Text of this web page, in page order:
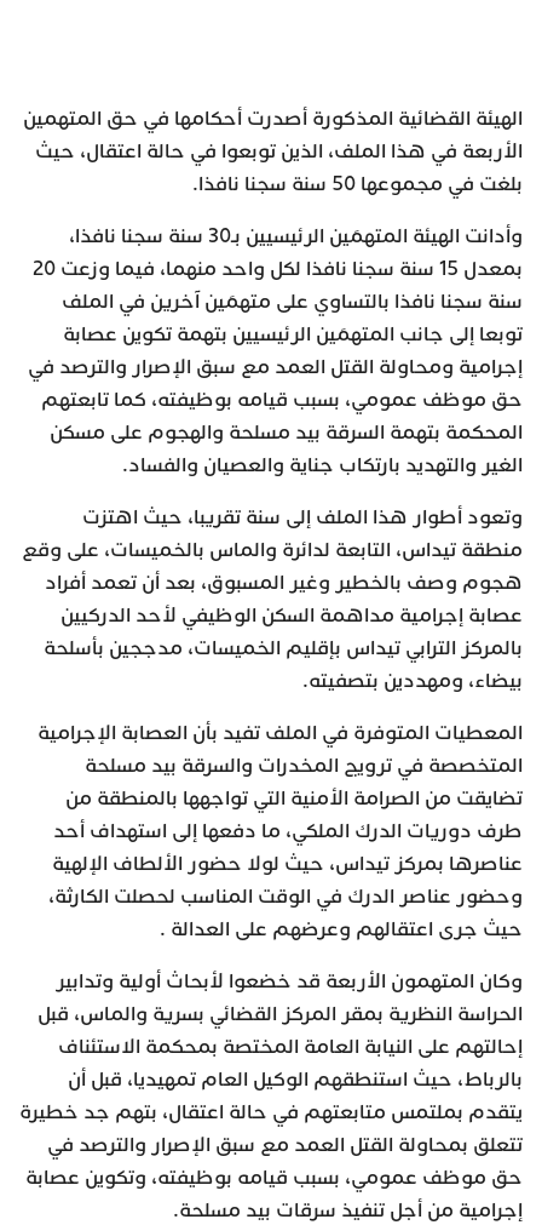
الهيئة القضائية المذكورة أصدرت أحكامها في حق المتهمين
الأربعة في هذا الملف، الذين توبعوا في حالة اعتقال، حيث
بلغت في مجموعها 50 سنة سجنا نافذا.
وأدانت الهيئة المتهمَين الرئيسيين بـ30 سنة سجنا نافذا،
بمعدل 15 سنة سجنا نافذا لكل واحد منهما، فيما وزعت 20
سنة سجنا نافذا بالتساوي على متهمَين آخرين في الملف
توبعا إلى جانب المتهمَين الرئيسيين بتهمة تكوين عصابة
إجرامية ومحاولة القتل العمد مع سبق الإصرار والترصد في
حق موظف عمومي، بسبب قيامه بوظيفته، كما تابعتهم
المحكمة بتهمة السرقة بيد مسلحة والهجوم على مسكن
الغير والتهديد بارتكاب جناية والعصيان والفساد.
وتعود أطوار هذا الملف إلى سنة تقريبا، حيث اهتزت
منطقة تيداس، التابعة لدائرة والماس بالخميسات، على وقع
هجوم وصف بالخطير وغير المسبوق، بعد أن تعمد أفراد
عصابة إجرامية مداهمة السكن الوظيفي لأحد الدركيين
بالمركز الترابي تيداس بإقليم الخميسات، مدججين بأسلحة
بيضاء، ومهددين بتصفيته.
المعطيات المتوفرة في الملف تفيد بأن العصابة الإجرامية
المتخصصة في ترويج المخدرات والسرقة بيد مسلحة
تضايقت من الصرامة الأمنية التي تواجهها بالمنطقة من
طرف دوريات الدرك الملكي، ما دفعها إلى استهداف أحد
عناصرها بمركز تيداس، حيث لولا حضور الألطاف الإلهية
وحضور عناصر الدرك في الوقت المناسب لحصلت الكارثة،
حيث جرى اعتقالهم وعرضهم على العدالة .
وكان المتهمون الأربعة قد خضعوا لأبحاث أولية وتدابير
الحراسة النظرية بمقر المركز القضائي بسرية والماس، قبل
إحالتهم على النيابة العامة المختصة بمحكمة الاستئناف
بالرباط، حيث استنطقهم الوكيل العام تمهيديا، قبل أن
يتقدم بملتمس متابعتهم في حالة اعتقال، بتهم جد خطيرة
تتعلق بمحاولة القتل العمد مع سبق الإصرار والترصد في
حق موظف عمومي، بسبب قيامه بوظيفته، وتكوين عصابة
إجرامية من أجل تنفيذ سرقات بيد مسلحة.